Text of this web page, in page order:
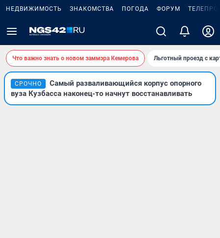
НЕДВИЖИМОСТЬ ЗНАКОМСТВА ПОГОДА ФОРУМ
Что важно знать о новом заммэра Кемерова Льготный проезд с
СРОЧНО
Самый разваливающийся корпус опорного
вуза Кузбасса наконец-то начнут восстанавливать